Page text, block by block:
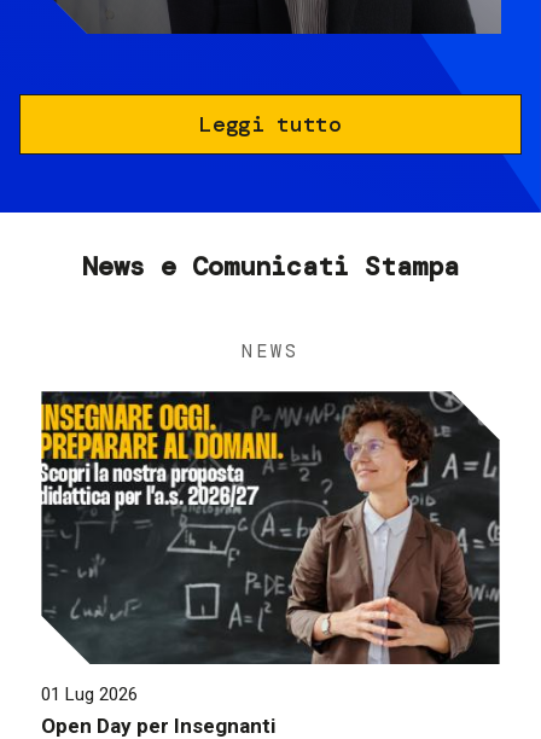
Leggi tutto
News e Comunicati Stampa
NEWS
01 Lug 2026
Open Day per Insegnanti